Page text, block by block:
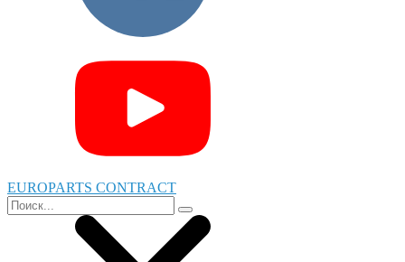
EUROPARTS CONTRACT